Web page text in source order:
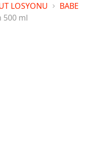
LOSYONU
BABE
500 ml